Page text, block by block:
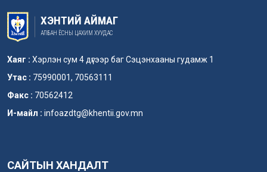
ХЭНТИЙ АЙМАГ
АЛБАН ЁСНЫ ЦАХИМ ХУУДАС
Хаяг : Хэрлэн сум 4 дүгээр баг Сэцэнхааны гудамж 1
Утас : 75990001, 70563111
Факс : 70562412
И-майл : infoazdtg@khentii.gov.mn
САЙТЫН ХАНДАЛТ